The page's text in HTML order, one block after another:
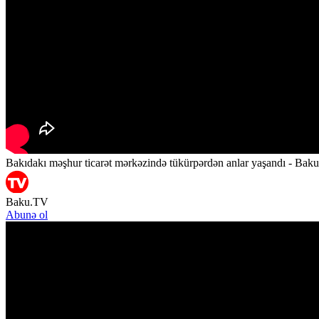
Bakıdakı məşhur ticarət mərkəzində tükürpərdən anlar yaşandı -
Baku.TV
Abunə ol